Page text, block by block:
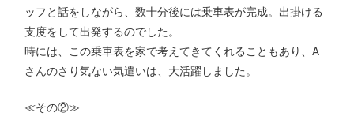
ッフと話をしながら、数十分後には乗車表が完成。出掛ける
支度をして出発するのでした。
時には、この乗車表を家で考えてきてくれることもあり、A
さんのさり気ない気遣いは、大活躍しました。
≪その②≫